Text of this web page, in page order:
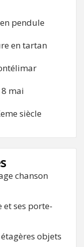
pendule
en tartan
mai
siècle
chanson
ses porte-
objets